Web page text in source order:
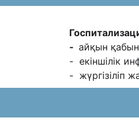
- айқын
- екіншілік
- жүргізіліп